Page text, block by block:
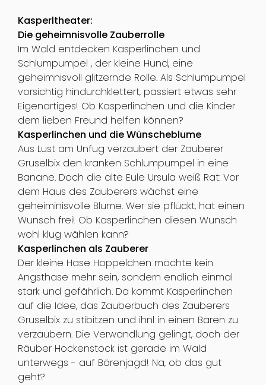
Kasperltheater:
Die geheimnisvolle Zauberrolle
Im Wald entdecken Kasperlinchen und
Schlumpumpel , der kleine Hund, eine
geheimnisvoll glitzernde Rolle. Als Schlumpumpel
vorsichtig hindurchklettert, passiert etwas sehr
Eigenartiges! Ob Kasperlinchen und die Kinder
dem lieben Freund helfen können?
Kasperlinchen und die Wünscheblume
Aus Lust am Unfug verzaubert der Zauberer
Gruselbix den kranken Schlumpumpel in eine
Banane. Doch die alte Eule Ursula weiß Rat: Vor
dem Haus des Zauberers wächst eine
geheiminisvolle Blume. Wer sie pflückt, hat einen
Wunsch frei! Ob Kasperlinchen diesen Wunsch
wohl klug wählen kann?
Kasperlinchen als Zauberer
Der kleine Hase Hoppelchen möchte kein
Angsthase mehr sein, sondern endlich einmal
stark und gefährlich. Da kommt Kasperlinchen
auf die Idee, das Zauberbuch des Zauberers
Gruselbix zu stibitzen und ihnl in einen Bären zu
verzaubern. Die Verwandlung gelingt, doch der
Räuber Hockenstock ist gerade im Wald
unterwegs - auf Bärenjagd! Na, ob das gut
geht?